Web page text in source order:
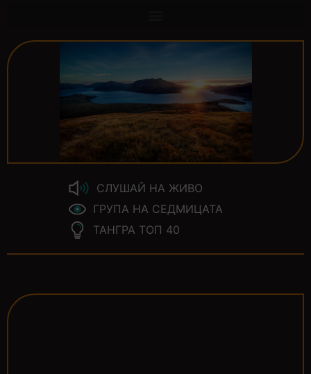
СЛУШАЙ НА ЖИВО
ГРУПА НА СЕДМИЦАТА
ТАНГРА ТОП 40